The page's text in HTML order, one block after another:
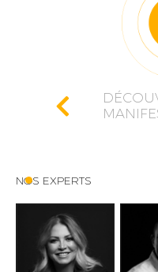
NOS EXPERTS